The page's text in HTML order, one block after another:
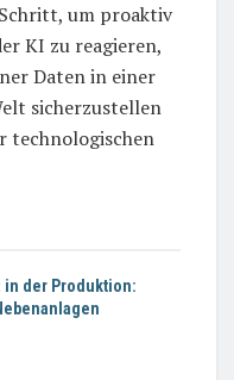
um proaktiv
KI zu reagieren,
Daten in einer
sicherzustellen
technologischen
in der Produktion: